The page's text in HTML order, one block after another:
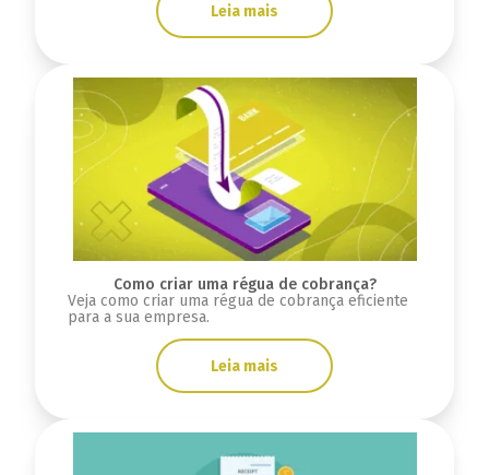
Leia mais
Como criar uma régua de cobrança?
Veja como criar uma régua de cobrança eficiente
para a sua empresa.
Leia mais